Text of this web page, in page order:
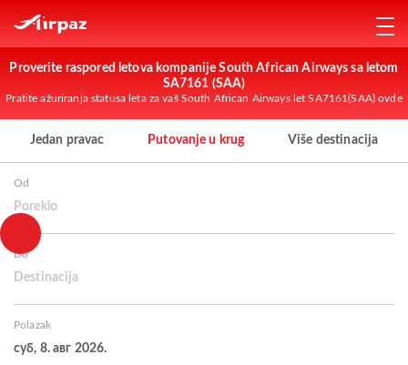
Proverite raspored letova kompanije South African Airways sa letom
SA7161 (SAA)
Pratite ažuriranja statusa leta za vaš South African Airways let SA7161(SAA) ovde
Jedan pravac Putovanje u krug Više destinacija
Od
Poreklo
Do
Destinacija
Polazak
суб, 8. авг 2026.